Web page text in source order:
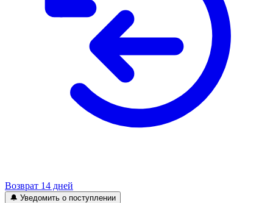
Возврат 14 дней
🔔 Уведомить о поступлении